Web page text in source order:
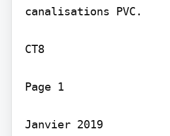
canalisations PVC.
CT8
Page 1
Janvier 2019